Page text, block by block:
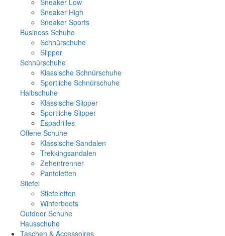
Sneaker Low
Sneaker High
Sneaker Sports
Business Schuhe
Schnürschuhe
Slipper
Schnürschuhe
Klassische Schnürschuhe
Sportliche Schnürschuhe
Halbschuhe
Klassische Slipper
Sportliche Slipper
Espadrilles
Offene Schuhe
Klassische Sandalen
Trekkingsandalen
Zehentrenner
Pantoletten
Stiefel
Stiefeletten
Winterboots
Outdoor Schuhe
Hausschuhe
Taschen & Accessoires